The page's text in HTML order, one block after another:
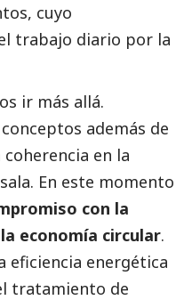
cuyo
trabajo diario por la
ir más allá.
además de
en la
En este momento
con la
economía circular.
eficiencia energética
tratamiento de